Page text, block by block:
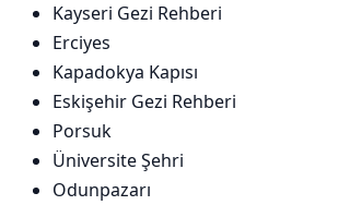
Kayseri Gezi Rehberi
Erciyes
Kapadokya Kapısı
Eskişehir Gezi Rehberi
Porsuk
Üniversite Şehri
Odunpazarı